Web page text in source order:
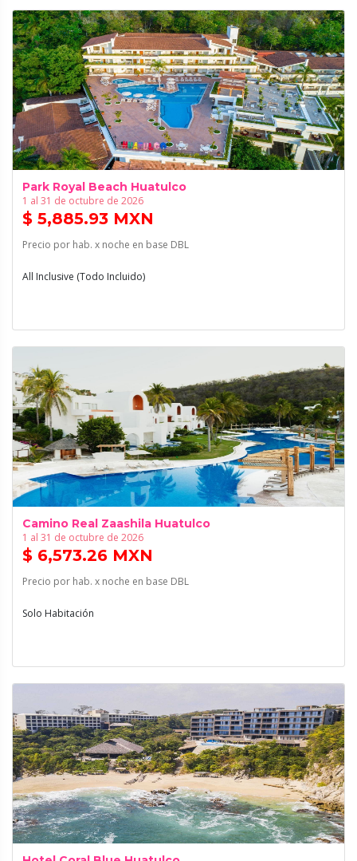
Park Royal Beach Huatulco
1 al 31 de octubre de 2026
$ 5,885.93 MXN
Precio por hab. x noche en base DBL
All Inclusive (Todo Incluido)
Camino Real Zaashila Huatulco
1 al 31 de octubre de 2026
$ 6,573.26 MXN
Precio por hab. x noche en base DBL
Solo Habitación